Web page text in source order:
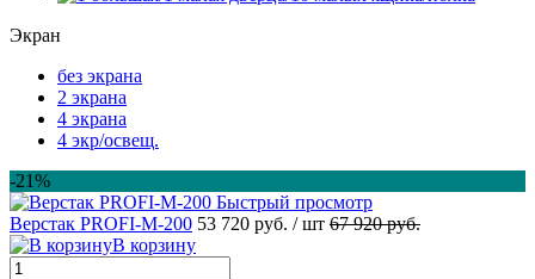
Экран
без экрана
2 экрана
4 экрана
4 экр/освещ.
-21%
Быстрый просмотр
Верстак PROFI-M-200 53 720 руб. / шт 67 920 руб.
В корзину